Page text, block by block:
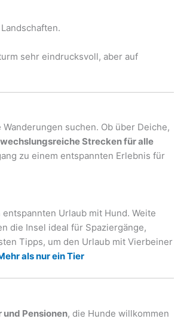
sehr eindrucksvoll, aber auf
suchen. Ob über Deiche,
Strecken für alle
zu einem entspannten Erlebnis für
Urlaub mit Hund. Weite
die Insel ideal für Spaziergänge,
Tipps, um den Urlaub mit Vierbeiner
als nur ein Tier
und Pensionen, die Hunde willkommen